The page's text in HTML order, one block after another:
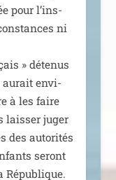
pour l’ins­
ni
» déte­nus
aurait envi­
à les faire
lais­ser juger
des auto­ri­tés
seront
République.